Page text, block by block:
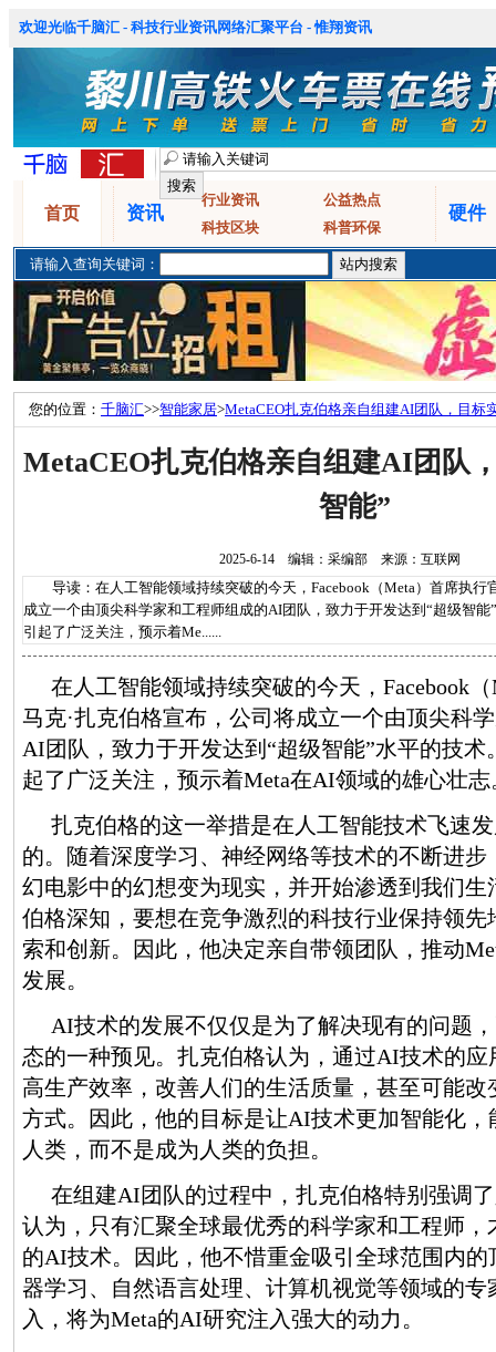
欢迎光临千脑汇 - 科技行业资讯网络汇聚平台 - 惟翔资讯
首页 资讯
行业资讯
公益热点
科技区块
科普环保
硬件
请输入查询关键词：
您的位置： 千脑汇>>智能家居>MetaCEO扎克伯格亲自组建AI团队，目标
MetaCEO扎克伯格亲自组建AI团队
智能”
2025-6-14 编辑：采编部 来源：互联网
导读：在人工智能领域持续突破的今天，Facebook（Meta）首席执行
成立一个由顶尖科学家和工程师组成的AI团队，致力于开发达到“超级智
引起了广泛关注，预示着Me......
在人工智能领域持续突破的今天，Facebook
马克·扎克伯格宣布，公司将成立一个由顶尖科
AI团队，致力于开发达到“超级智能”水平的技
起了广泛关注，预示着Meta在AI领域的雄心壮志
扎克伯格的这一举措是在人工智能技术飞速
的。随着深度学习、神经网络等技术的不断进
幻电影中的幻想变为现实，并开始渗透到我们生
伯格深知，要想在竞争激烈的科技行业保持领先
索和创新。因此，他决定亲自带领团队，推动
发展。
AI技术的发展不仅仅是为了解决现有的问题
态的一种预见。扎克伯格认为，通过AI技术的
高生产效率，改善人们的生活质量，甚至可能
方式。因此，他的目标是让AI技术更加智能化，
人类，而不是成为人类的负担。
在组建AI团队的过程中，扎克伯格特别强调
认为，只有汇聚全球最优秀的科学家和工程师，
的AI技术。因此，他不惜重金吸引全球范围内
器学习、自然语言处理、计算机视觉等领域的专
入，将为Meta的AI研究注入强大的动力。